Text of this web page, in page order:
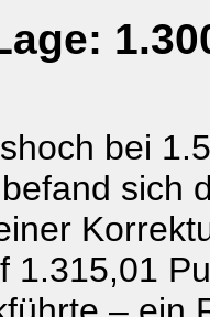
bei
sich
1.315,01